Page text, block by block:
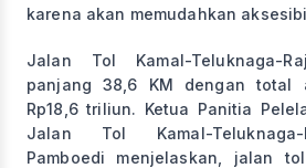
karena akan memudahkan
Jalan Tol Kamal-Teluknaga-
panjang 38,6 KM dengan total
Rp18,6 triliun. Ketua Panitia
Jalan Tol Kamal-Teluknaga-
Pamboedi menjelaskan, jalan